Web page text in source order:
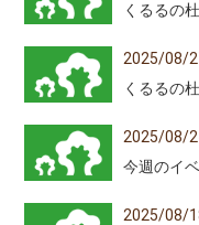
くるるの
2025/08/
くるるの
2025/08/
今週のイ
2025/08/